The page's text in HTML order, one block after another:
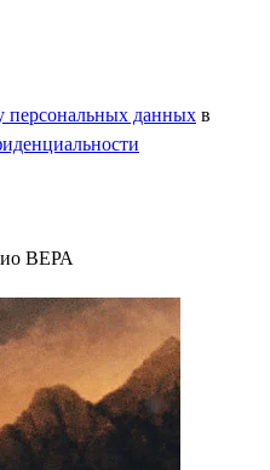
персональных данных в
ВЕРА